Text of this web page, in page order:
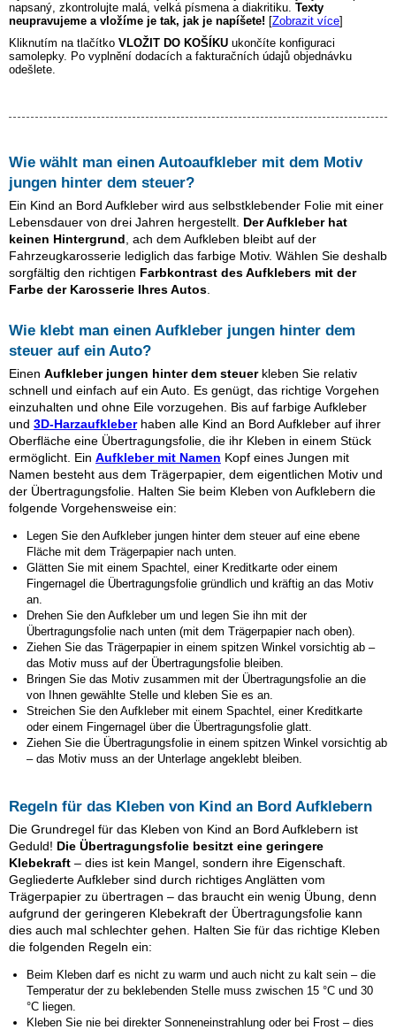
napsaný, zkontrolujte malá, velká písmena a diakritiku. Texty
neupravujeme a vložíme je tak, jak je napíšete! [Zobrazit více]
Kliknutím na tlačítko VLOŽIT DO KOŠÍKU ukončíte konfiguraci
samolepky. Po vyplnění dodacích a fakturačních údajů objednávku
odešlete.
Wie wählt man einen Autoaufkleber mit dem Motiv
jungen hinter dem steuer?
Ein Kind an Bord Aufkleber wird aus selbstklebender Folie mit einer
Lebensdauer von drei Jahren hergestellt. Der Aufkleber hat
keinen Hintergrund , ach dem Aufkleben bleibt auf der
Fahrzeugkarosserie lediglich das farbige Motiv. Wählen Sie deshalb
sorgfältig den richtigen Farbkontrast des Aufklebers mit der
Farbe der Karosserie Ihres Autos
Wie klebt man einen Aufkleber jungen hinter dem
steuer auf ein Auto?
Einen Aufkleber jungen hinter dem steuerkleben Sie relativ
schnell und einfach auf ein Auto. Es genügt, das richtige Vorgehen
einzuhalten und ohne Eile vorzugehen. Bis auf farbige Aufkleber
und 3D-Harzaufkleberhaben alle Kind an Bord Aufkleber auf ihrer
Oberfläche eine Übertragungsfolie, die ihr Kleben in einem Stück
ermöglicht. Ein Aufkleber mit Namen Kopf eines Jungen mit
Namen besteht aus dem Trägerpapier, dem eigentlichen Motiv und
der Übertragungsfolie. Halten Sie beim Kleben von Aufklebern die
folgende Vorgehensweise ein:
Legen Sie den Aufkleber jungen hinter dem steuerauf eine ebene
Fläche mit dem Trägerpapier nach unten.
Glätten Sie mit einem Spachtel, einer Kreditkarte oder einem
Fingernagel die Übertragungsfolie gründlich und kräftig an das Motiv
an.
Drehen Sie den Aufkleber um und legen Sie ihn mit der
Übertragungsfolie nach unten (mit dem Trägerpapier nach oben).
Ziehen Sie das Trägerpapier in einem spitzen Winkel vorsichtig ab –
das Motiv muss auf der Übertragungsfolie bleiben.
Bringen Sie das Motiv zusammen mit der Übertragungsfolie an die
von Ihnen gewählte Stelle und kleben Sie es an.
Streichen Sie den Aufkleber mit einem Spachtel, einer Kreditkarte
oder einem Fingernagel über die Übertragungsfolie glatt.
Ziehen Sie die Übertragungsfolie in einem spitzen Winkel vorsichtig ab
– das Motiv muss an der Unterlage angeklebt bleiben.
Regeln für das Kleben von Kind an Bord Aufklebern
Die Grundregel für das Kleben von Kind an Bord Aufklebern ist
Geduld! Die Übertragungsfolie besitzt eine geringere
Klebekraft – dies ist kein Mangel, sondern ihre Eigenschaft.
Gegliederte Aufkleber sind durch richtiges Anglätten vom
Trägerpapier zu übertragen – das braucht ein wenig Übung, denn
aufgrund der geringeren Klebekraft der Übertragungsfolie kann
dies auch mal schlechter gehen. Halten Sie für das richtige Kleben
die folgenden Regeln ein:
Beim Kleben darf es nicht zu warm und auch nicht zu kalt sein – die
Temperatur der zu beklebenden Stelle muss zwischen 15 °C und 30
°C liegen.
Kleben Sie nie bei direkter Sonneneinstrahlung oder bei Frost – dies